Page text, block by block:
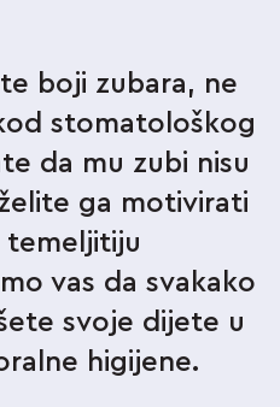
boji zubara, ne
stomatološkog
da mu zubi nisu
ga motivirati
temeljitiju
vas da svakako
svoje dijete u
higijene.